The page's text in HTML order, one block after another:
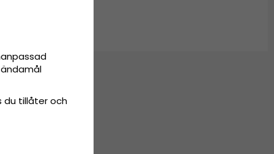
du tillåter och